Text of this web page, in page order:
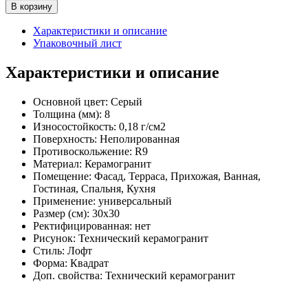
В корзину
Характеристики и описание
Упаковочный лист
Характеристики и описание
Основной цвет: Серый
Толщина (мм): 8
Износостойкость: 0,18 г/см2
Поверхность: Неполированная
Противоскольжение: R9
Материал: Керамогранит
Помещение: Фасад, Терраса, Прихожая, Ванная,
Гостиная, Спальня, Кухня
Применение: универсальный
Размер (см): 30x30
Ректифицированная: нет
Рисунок: Технический керамогранит
Стиль: Лофт
Форма: Квадрат
Доп. свойства: Технический керамогранит